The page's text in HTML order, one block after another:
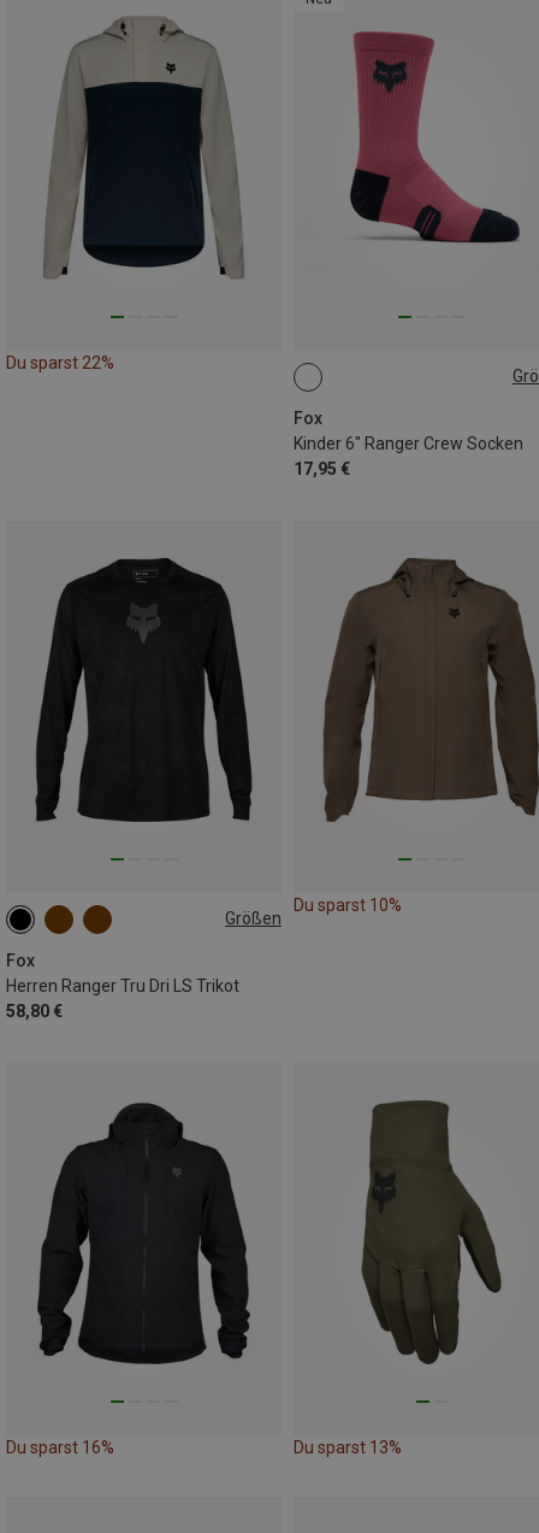
Du sparst 22%
Fox
Kinder 6" Ranger Crew Socken
17,95 €
34|35|36|37|38|39
Größen
Fox
Herren Ranger Tru Dri LS Trikot
58,80 €
M L XXL
Du sparst 10%
Du sparst 16% Du sparst 13%